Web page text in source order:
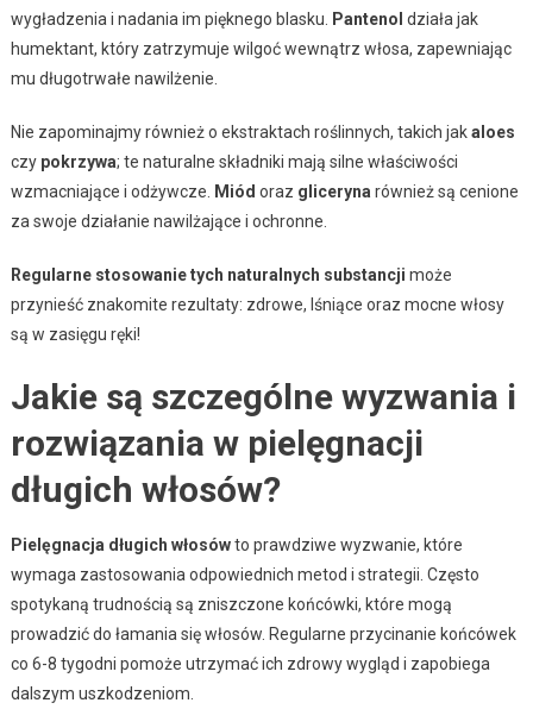
wygładzenia i nadania im pięknego blasku.
Pantenol działa jak
humektant, który zatrzymuje wilgoć wewnątrz włosa, zapewniając
mu długotrwałe nawilżenie.
Nie zapominajmy również o ekstraktach roślinnych, takich jakaloes
czy pokrzywa; te naturalne składniki mają silne właściwości
wzmacniające i odżywcze.
Miód oraz gliceryna również są cenione
za swoje działanie nawilżające i ochronne.
Regularne stosowanie tych naturalnych substancji może
przynieść znakomite rezultaty: zdrowe, lśniące oraz mocne włosy
są w zasięgu ręki!
Jakie są szczególne wyzwania i
rozwiązania w pielęgnacji
długich włosów?
Pielęgnacja długich włosówto prawdziwe wyzwanie, które
wymaga zastosowania odpowiednich metod i strategii. Często
spotykaną trudnością są zniszczone końcówki, które mogą
prowadzić do łamania się włosów. Regularne przycinanie końcówek
co 6-8 tygodni pomoże utrzymać ich zdrowy wygląd i zapobiega
dalszym uszkodzeniom.